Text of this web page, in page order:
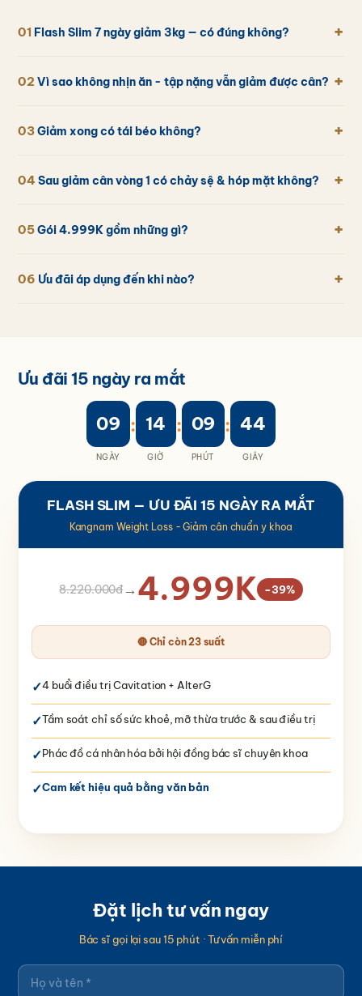
01 Flash Slim 7 ngày giảm 3kg — có đúng không? +
02 Vì sao không nhịn ăn - tập nặng vẫn giảm được cân? +
03Giảm xong có tái béo không? +
04 Sau giảm cân vòng 1 có chảy sệ & hóp mặt không? +
05Gói 4.999K gồm những gì? +
06 Ưu đãi áp dụng đến khi nào? +
Ưu đãi 15 ngày ra mắt
09
NGÀY
: 14
GIỜ
: 09
PHÚT
: 44
GIÂY
FLASH SLIM — ƯU ĐÃI 15 NGÀY RA MẮT
Kangnam Weight Loss - Giảm cân chuẩn y khoa
8.220.000đ→4.999K −39%
🔴 Chỉ còn 23 suất
✓4 buổi điều trị Cavitation + AlterG
✓Tầm soát chỉ số sức khoẻ, mỡ thừa trước & sau điều trị
✓Phác đồ cá nhân hóa bởi hội đồng bác sĩ chuyên khoa
✓Cam kết hiệu quả bằng văn bản
Đặt lịch tư vấn ngay
Bác sĩ gọi lại sau 15 phút · Tư vấn miễn phí